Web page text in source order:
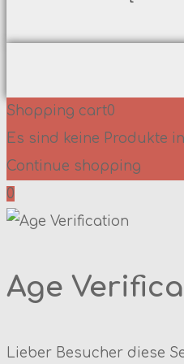
Shopping cart0
Es sind keine Produkte
Continue shopping
0
Age
Lieber Besucher diese